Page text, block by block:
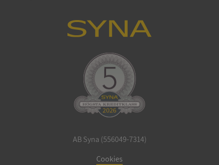
AB Syna (556049-7314)
Cookies
ASP.NET_SessionId
Microsoft
Corporation
de.syna.se